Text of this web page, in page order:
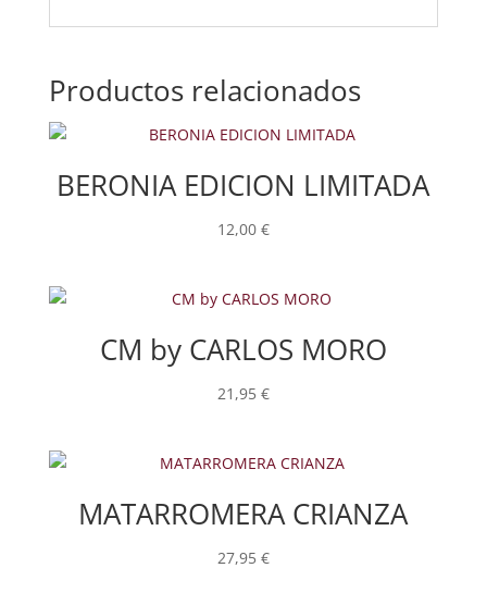
Productos relacionados
BERONIA EDICION LIMITADA
12,00 €
CM by CARLOS MORO
21,95 €
MATARROMERA CRIANZA
27,95 €